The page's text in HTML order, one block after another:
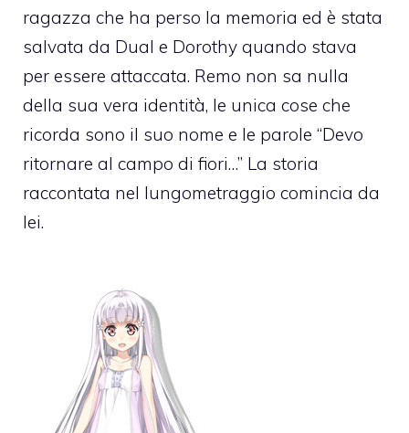
ragazza che ha perso la memoria ed è stata
salvata da Dual e Dorothy quando stava
per essere attaccata. Remo non sa nulla
della sua vera identità, le unica cose che
ricorda sono il suo nome e le parole “Devo
ritornare al campo di fiori…” La storia
raccontata nel lungometraggio comincia da
lei.